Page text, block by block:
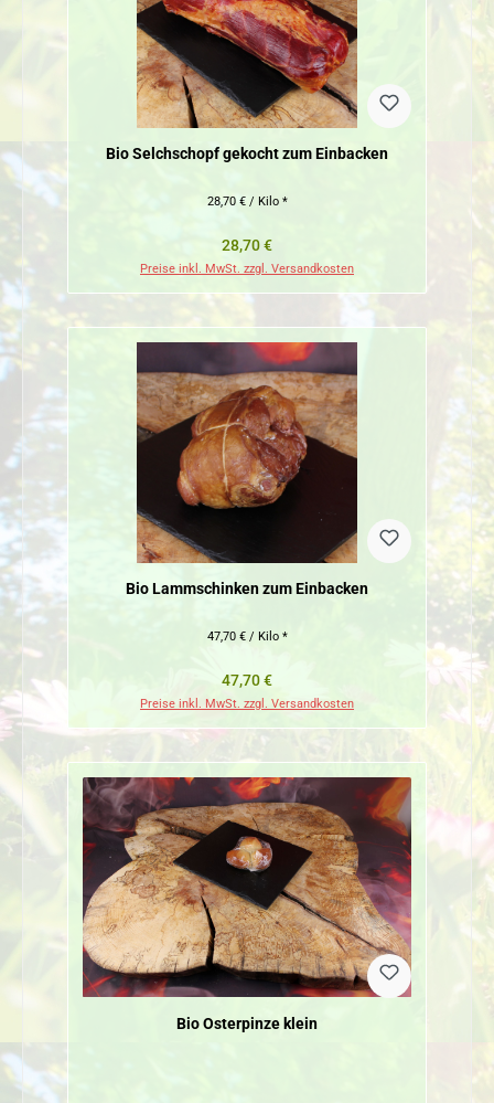
Bio Selchschopf gekocht zum Einbacken
28,70 € / Kilo *
Regulärer Preis:
28,70 €
Preise inkl. MwSt. zzgl. Versandkosten
Bio Lammschinken zum Einbacken
47,70 € / Kilo *
Regulärer Preis:
47,70 €
Preise inkl. MwSt. zzgl. Versandkosten
Bio Osterpinze klein